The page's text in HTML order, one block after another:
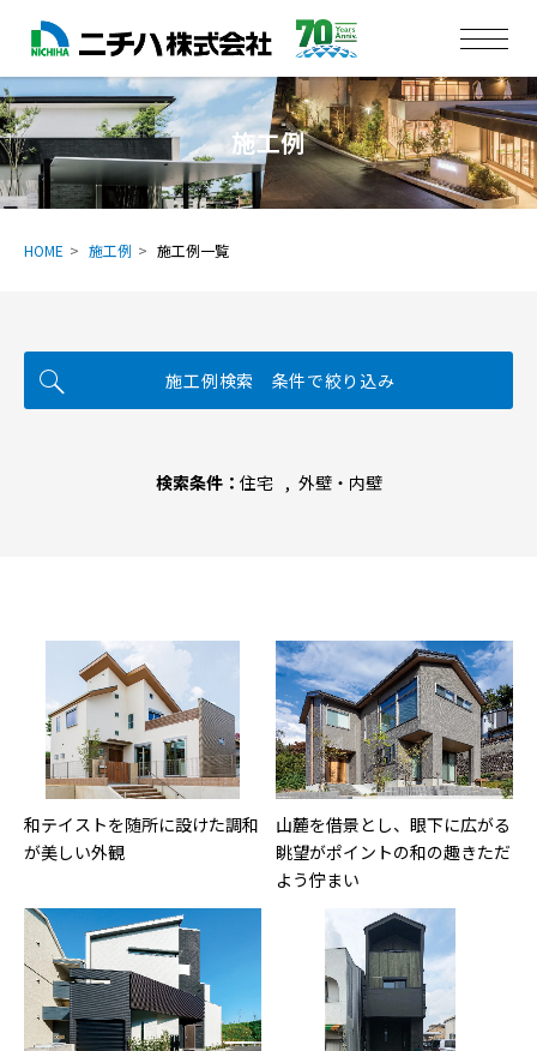
施工例
HOME 施工例 施工例一覧
施工例検索 条件で絞り込み
検索条件： 住宅 外壁・内壁
和テイストを随所に設けた調和
が美しい外観
山麓を借景とし、眼下に広がる
眺望がポイントの和の趣きただ
よう佇まい